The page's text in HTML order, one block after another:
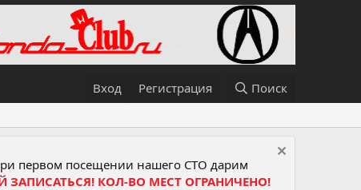
Вход Регистрация Поиск
первом посещении нашего СТО дарим
ЗАПИСАТЬСЯ! КОЛ-ВО МЕСТ ОГРАНИЧЕНО!